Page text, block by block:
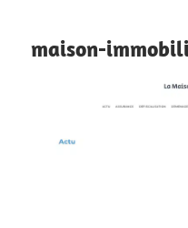
maison-